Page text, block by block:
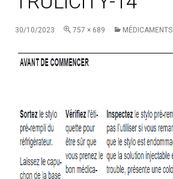
30/10/2023 757 × 689 MÉDICAMENTS